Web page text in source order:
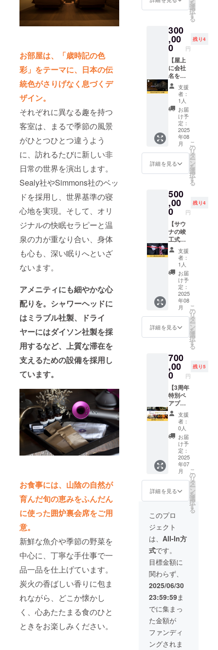
お部屋は、「歳時記の色
彩」をテーマに、日本の伝
統色がさりげなく息づくデ
ザイン。
それぞれに異なる趣を持つ
客室は、まるで季節の風景
がひとつひとつ違うよう
に、訪れるたびに新しい非
日常の世界を演出します。
Sealy社やSimmons社のベッ
ドを採用し、世界基準の寝
心地を実現。そして、オリ
ジナルの快眠セラピーと温
泉の力が重なり合い、身体
も心も、深い眠りへといざ
ないます。
アメニティにも細やかな心
配りを。シャワーヘッドに
はミラブル社製、ドライ
ヤーにはダイソン社製を採
用するなど、上質な滞在を
支えるための設備を採用し
ています。
お食事には、山陰の自然が
育んだ旬の恵みをふんだん
に使った囲炉裏会席をご用
意。
新鮮な魚介や季節の野菜を
中心に、丁寧な手仕事で一
品一品を仕上げています。
炭火の香ばしい香りに包ま
れながら、どこか懐かし
く、心あたたまる食のひと
ときをお楽しみください。
ス、ゴ
ボウ 根
エキ
ス、 オ
ランダ
カラシ
葉 / 茎エ
キス、
オドリ
コソウ
花 / 葉 /
茎エキ
ス、 ア
ルニカ
花エキ
ス、
PEG-40
水添ヒ
タニウ
ム -10、
EDTA-
2Na、
乳酸
Na、
BG、エ
タノー
ル、ク
エン
酸、水
酸化 K
フェノ
キシエ
タノー
ル、 メ
チルパ
ラベ
ン ※送
料込み
のお値
段で
す。
間で
様以外
はご使
用いた
だけま
せん。
合等、
いただ
く場合
があり
ます。
お断り
させて
いただ
いた場
合は料
金を返
金させ
ていた
だきま
す。 ※
掲載期
間は
2025年
8月より
1年間で
間あな
品の紹
介を売
店でさ
せてい
ただき
ます。
※掲載の
大きさ
は購入
者数に
よって
変動し
ます。
※掲載す
る内容
はメー
ルにて
確認さ
せてい
※ネット
ワーク
販売ま
たは企
業イ
メージ
が相違
する場
合等、
お断り
させて
いただ
く場合
があり
ます。
お断り
させて
いただ
いた場
金させ
ていた
だきま
す。 ※
掲載期
間は
2025年
8月より
1年間で
す。
できる
宿コト
ブキ 総
支配
人・福
島祐治
が終日
アテン
ドさせ
ていた
だきま
す。 御
宿の案
内、お
食事の
際のお
料理の
説明な
どご実
施させ
す。 ・
宿泊可
能日
数：1泊
2日（利
用可能
時間：
14時〜
翌10
時） ・
お部屋
の概
要・和
室/洋室
・ベッ
ドの
数：2台
・食事
のサー
朝食付
き/夕食
付き ・
1支援に
対する
宿泊可
能人
数：1支
援につ
き2名様
まで宿
泊可能
※日程は
メール
にて調
整させ
ていた
だきま
す。 ※
限は
2025年
7月から
2026年
7月末ま
での1年
間で
す。 ※
購入者
様以外
はご使
用いた
だけま
せん。
※土日、
祝日は
ご利用
いただ
を
選
択
す
る
300
,00
0 円
残り4
【屋上
に会社
名を入
れられ
る権
利】 5
社様限
定で湯
村温泉
郷の
「御宿
コトブ
キ」の
HPと屋
上に企
せてい
ただき
ます。
HPと館
内であ
なたの
会社を
PRでき
ます。
※掲載の
大きさ
は購入
者数に
よって
変動し
ます。
※掲載す
る内容
はメー
せてい
ただき
ます。
※ネット
ワーク
販売ま
たは企
業イ
メージ
が相違
する場
合等、
お断り
させて
いただ
く場合
があり
ます。
お断り
いただ
いた場
合は料
金を返
金させ
ていた
だきま
す。 ※
掲載期
間は
2025年
8月より
1年間で
す。
支援
者：
1人
お届
け予
定：
2025
年08
月
詳細を見る
こ
の
リ
タ
ー
ン
を
選
択
す
る
500
,00
0 円
残り4
【サウ
ナの竣
工式に
立ち会
える権
利】 5
名様限
定で湯
村温泉
郷の
「御宿
コトブ
キ」の
サウナ
の竣工
る権利
です。
竣工式
でお写
真を撮
影させ
ていた
だき、
御宿コ
トブキ
で掲載
させて
いただ
きま
す。 竣
工式は
60分ほ
どで御
宿コト
て実施
させて
いただ
きま
す。 ※
竣工式
の日程
はメー
ルで調
整させ
ていた
だきま
す。 ※
現地ま
での交
通費は
別途必
要で
支援
者：
1人
お届
け予
定：
2025
年08
月
詳細を見る
こ
の
リ
タ
ー
ン
を
選
択
す
る
700
,00
0 円
残り5
【3周年
特別ペ
アプレ
ミアパ
ス】 湯
村温泉
郷の
「御宿
コトブ
キ」に
泊まり
放題の
ペアプ
レミア
パスで
2025年
8月から
1年間、
好きな
時に御
宿コト
ブキに
お泊り
いただ
けま
す。 ・
宿泊可
能日
数：1回
につき1
泊2日
（利用
可能時
支援
者：
0人
お届
け予
定：
2025
年07
月
詳細を見る
こ
の
リ
タ
ー
ン
を
選
択
す
る
このプロ
ジェクト
は、 All-In方
式です。
目標金額に
関わらず、
2025/06/30
23:59:59ま
でに集まっ
た金額が
ファンディ
ングされま